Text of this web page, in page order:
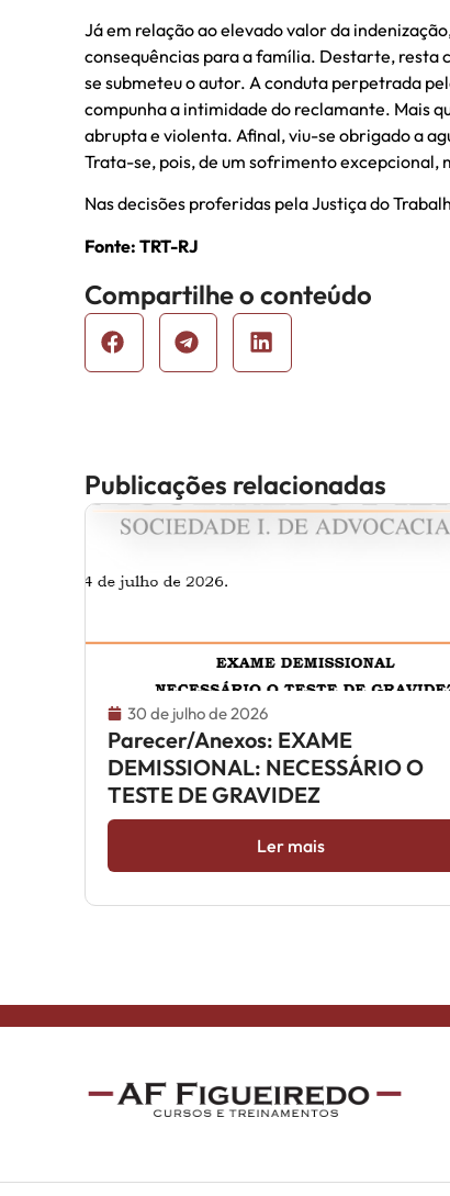
Já em relação ao elevado valor da
consequências para a família. Destarte, resta
se submeteu o autor. A conduta perpetrada
compunha a intimidade do reclamante. Mais
abrupta e violenta. Afinal, viu-se obrigado a
Trata-se, pois, de um sofrimento excepcional,
Nas decisões proferidas pela Justiça do
Fonte: TRT-RJ
Compartilhe o conteúdo
Publicações relacionadas
30 de julho de 2026
Parecer/Anexos: EXAME
DEMISSIONAL: NECESSÁRIO O
TESTE DE GRAVIDEZ
Ler mais